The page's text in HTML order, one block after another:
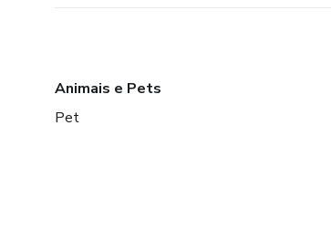
Animais e Pets
Pet